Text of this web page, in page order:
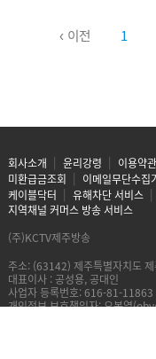
‹ 이전 1
회사소개 윤리강령 이용약관
미환급금조회
이메일무단수집
케이블닥터
유해차단 서비스
지역채널 커머스 방송 서비스
(주)KCTV제주방송
주소: (63142) 제주특별자치도
대표이사 : 공성용, 공대인
사업자 등록번호: 616-81-11863
개인정보 보호책임자: 오봉열